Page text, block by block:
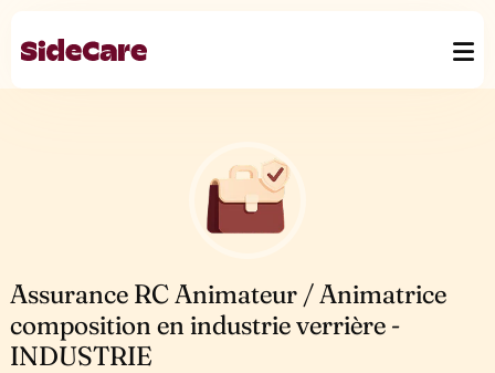
Assurance RC Animateur / Animatrice
composition en industrie verrière -
INDUSTRIE